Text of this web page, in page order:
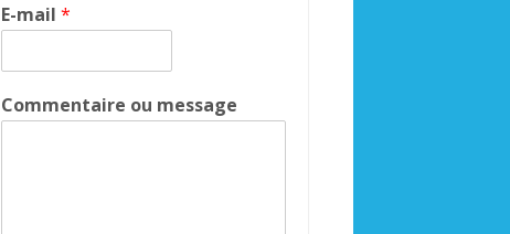
E-mail *
Commentaire ou message